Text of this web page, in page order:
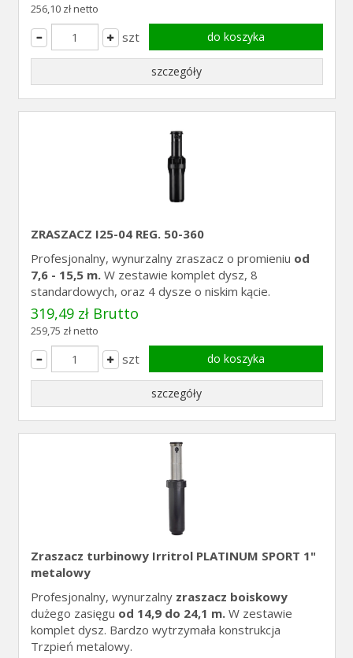
256,10 zł netto
szt do koszyka
szczegóły
ZRASZACZ I25-04 REG. 50-360
Profesjonalny, wynurzalny zraszacz o promieniu od
7,6 - 15,5 m.W zestawie komplet dysz, 8
standardowych, oraz 4 dysze o niskim kącie.
319,49 zł Brutto
259,75 zł netto
szt do koszyka
szczegóły
Zraszacz turbinowy Irritrol PLATINUM SPORT 1"
metalowy
Profesjonalny, wynurzalny zraszacz boiskowy
dużego zasięgu od 14,9 do 24,1 m.W zestawie
komplet dysz. Bardzo wytrzymała konstrukcja
Trzpień metalowy.